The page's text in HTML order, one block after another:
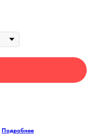
Подробнее